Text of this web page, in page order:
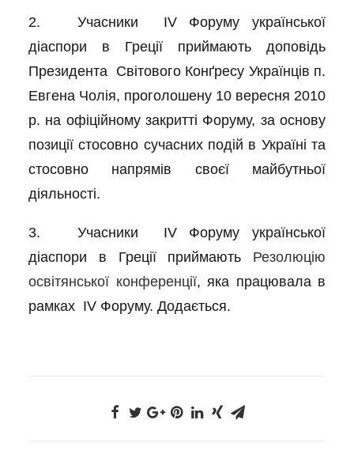
2. Учасники IV Форуму української
діаспори в Греції приймають доповідь
Президента Світового Конґресу Українців п.
Евгена Чолія, проголошену 10 вересня 2010
р. на офіційному закритті Форуму, за основу
позиції стосовно сучасних подій в Україні та
стосовно напрямів своєї майбутньої
діяльності.
3. Учасники IV Форуму української
діаспори в Греції приймають Резолюцію
освітянської конференції, яка працювала в
рамках IV Форуму. Додається.